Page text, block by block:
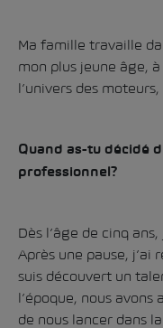
Ma famille travaille
mon plus jeune âge,
l’univers des
Quand as-tu décidé
professionnel?
Dès l’âge de cinq
Après une pause, j’ai
suis découvert un
l’époque, nous avons
de nous lancer dans